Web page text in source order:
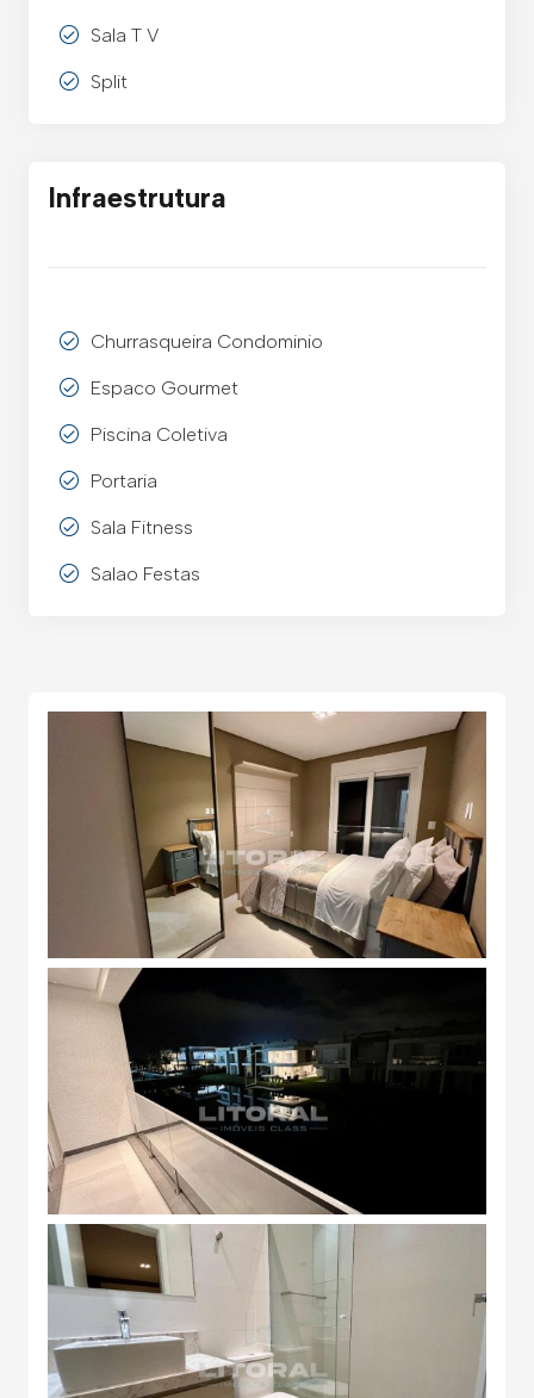
Sala T V
Split
Infraestrutura
Churrasqueira Condominio
Espaco Gourmet
Piscina Coletiva
Portaria
Sala Fitness
Salao Festas